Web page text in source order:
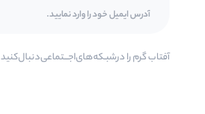
آفتاب گرم را در‌‌شبـکه‌های‌اجـــتماعی‌دنبال‌کنید